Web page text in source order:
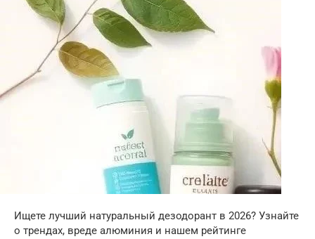
Ищете лучший натуральный дезодорант в 2026? Узнайте
о трендах, вреде алюминия и нашем рейтинге